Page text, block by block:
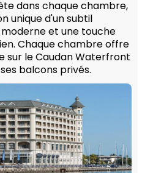
dans chaque chambre,
unique d'un subtil
et une touche
Chaque chambre offre
sur le Caudan Waterfront
balcons privés.